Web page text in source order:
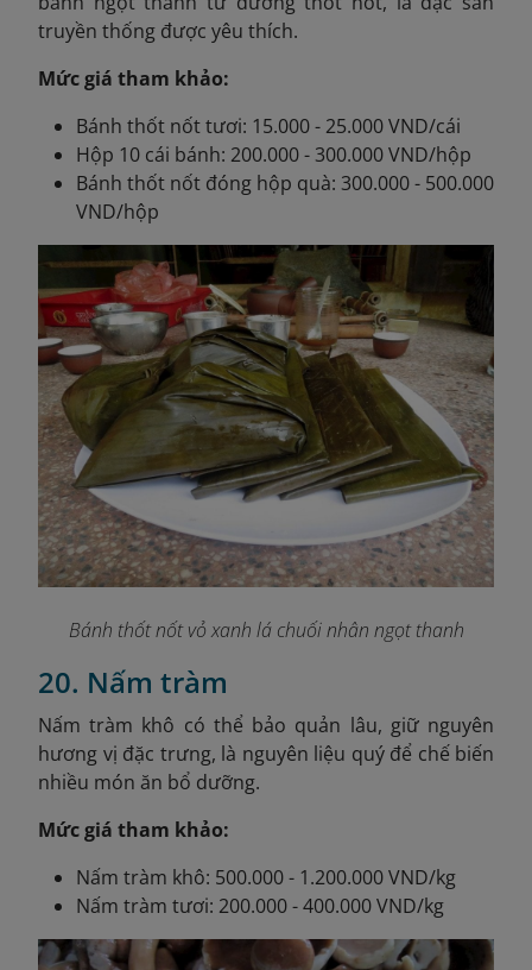
truyền thống được yêu thích.
Mức giá tham khảo:
Bánh thốt nốt tươi: 15.000 - 25.000 VND/cái
Hộp 10 cái bánh: 200.000 - 300.000 VND/hộp
Bánh thốt nốt đóng hộp quà: 300.000 - 500.000
VND/hộp
Bánh thốt nốt vỏ xanh lá chuối nhân ngọt thanh
20. Nấm tràm
Nấm tràm khô có thể bảo quản lâu, giữ nguyên
hương vị đặc trưng, là nguyên liệu quý để chế biến
nhiều món ăn bổ dưỡng.
Mức giá tham khảo:
Nấm tràm khô: 500.000 - 1.200.000 VND/kg
Nấm tràm tươi: 200.000 - 400.000 VND/kg